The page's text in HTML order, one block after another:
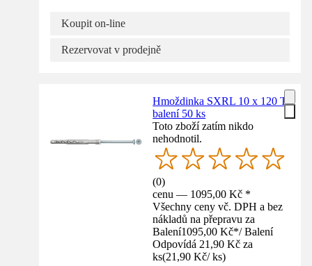
Koupit on-line
Rezervovat v prodejně
Hmoždinka SXRL 10 x 120 T,
balení 50 ks
Toto zboží zatím nikdo
nehodnotil.
(0)
cenu — 1095,00 Kč *
Všechny ceny vč. DPH a bez
nákladů na přepravu za
Balení1095,00 Kč*/ Balení
Odpovídá 21,90 Kč za
ks(21,90 Kč/ ks)